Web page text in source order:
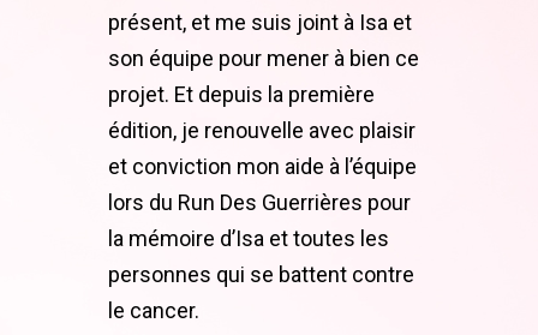
présent, et me suis joint à Isa et
son équipe pour mener à bien ce
projet. Et depuis la première
édition, je renouvelle avec plaisir
et conviction mon aide à l’équipe
lors du Run Des Guerrières pour
la mémoire d’Isa et toutes les
personnes qui se battent contre
le cancer.